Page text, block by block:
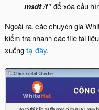
msdt /f”để xóa cấu
Ngoài ra, các chuyên gia
kiểm tra nhanh các file tài
xuốngtại đây.